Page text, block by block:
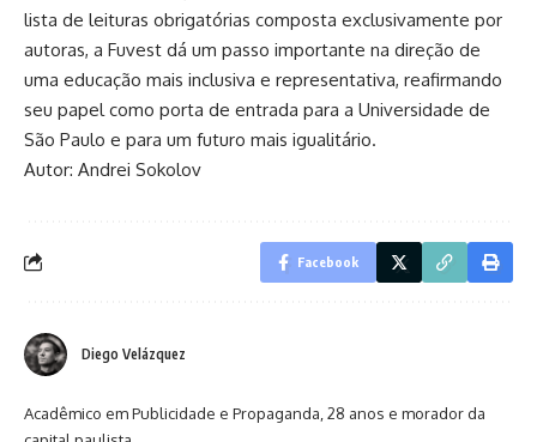
lista de leituras obrigatórias composta exclusivamente por
autoras, a Fuvest dá um passo importante na direção de
uma educação mais inclusiva e representativa, reafirmando
seu papel como porta de entrada para a Universidade de
São Paulo e para um futuro mais igualitário.
Autor: Andrei Sokolov
Facebook
Diego Velázquez
Acadêmico em Publicidade e Propaganda, 28 anos e morador da